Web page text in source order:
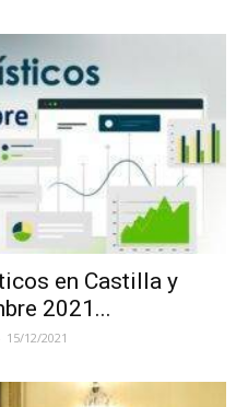
en Castilla y
2021...
15/12/2021